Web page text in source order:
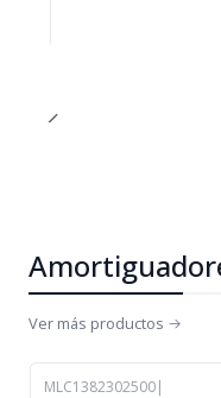
Ver más productos
MLC1382302500|